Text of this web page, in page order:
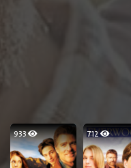
712
933